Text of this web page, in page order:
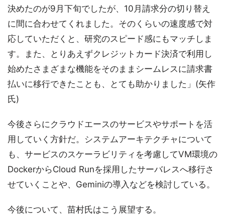
決めたのが9月下旬でしたが、10月請求分の切り替え
に間に合わせてくれました。そのくらいの速度感で対
応していただくと、研究のスピード感にもマッチしま
す。また、とりあえずクレジットカード決済で利用し
始めたさまざまな機能をそのままシームレスに請求書
払いに移行できたことも、とても助かりました」(矢作
氏)
今後さらにクラウドエースのサービスやサポートを活
用していく方針だ。システムアーキテクチャについて
も、サービスのスケーラビリティを考慮してVM環境の
DockerからCloud Runを採用したサーバレスへ移行さ
せていくことや、Geminiの導入などを検討している。
今後について、苗村氏はこう展望する。